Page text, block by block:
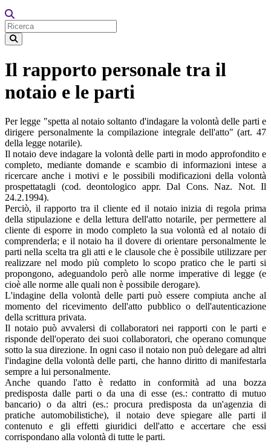
Il rapporto personale tra il
notaio e le parti
Per legge "spetta al notaio soltanto d'indagare la volontà delle parti e
dirigere personalmente la compilazione integrale dell'atto" (art. 47
della legge notarile).
Il notaio deve indagare la volontà delle parti in modo approfondito e
completo, mediante domande e scambio di informazioni intese a
ricercare anche i motivi e le possibili modificazioni della volontà
prospettatagli (cod. deontologico appr. Dal Cons. Naz. Not. Il
24.2.1994).
Perciò, il rapporto tra il cliente ed il notaio inizia di regola prima
della stipulazione e della lettura dell'atto notarile, per permettere al
cliente di esporre in modo completo la sua volontà ed al notaio di
comprenderla; e il notaio ha il dovere di orientare personalmente le
parti nella scelta tra gli atti e le clausole che è possibile utilizzare per
realizzare nel modo più completo lo scopo pratico che le parti si
propongono, adeguandolo però alle norme imperative di legge (e
cioè alle norme alle quali non è possibile derogare).
L'indagine della volontà delle parti può essere compiuta anche al
momento del ricevimento dell'atto pubblico o dell'autenticazione
della scrittura privata.
Il notaio può avvalersi di collaboratori nei rapporti con le parti e
risponde dell'operato dei suoi collaboratori, che operano comunque
sotto la sua direzione. In ogni caso il notaio non può delegare ad altri
l'indagine della volontà delle parti, che hanno diritto di manifestarla
sempre a lui personalmente.
Anche quando l'atto è redatto in conformità ad una bozza
predisposta dalle parti o da una di esse (es.: contratto di mutuo
bancario) o da altri (es.: procura predisposta da un'agenzia di
pratiche automobilistiche), il notaio deve spiegare alle parti il
contenuto e gli effetti giuridici dell'atto e accertare che essi
corrispondano alla volontà di tutte le parti.